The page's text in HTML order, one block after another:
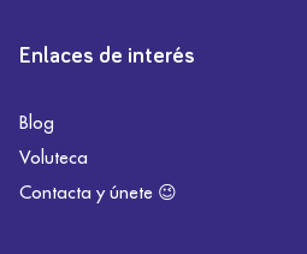
Enlaces de interés
Blog
Voluteca
Contacta y únete 😉